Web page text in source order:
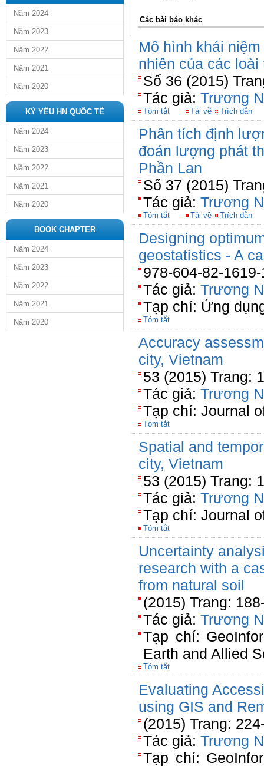
Năm 2024
Năm 2023
Năm 2022
Năm 2021
Năm 2020
KỶ YẾU HN QUỐC TẾ
Năm 2024
Năm 2023
Năm 2022
Năm 2021
Năm 2020
BOOK CHAPTER
Năm 2024
Năm 2023
Năm 2022
Năm 2021
Năm 2020
Các bài báo khác
Mô hình khái
nhiên của các
Số 36 (2015)
Tác giả: Trương
Tóm tắt Tải về Trích dẫn
Phân tích định
đoán lượng phát
Phần Lan
Số 37 (2015)
Tác giả: Trương
Tóm tắt Tải về Trích dẫn
Designing
geostatistics - A
978-604-82-
Tác giả: Trương
Tạp chí: Ứng
Tóm tắt
Accuracy
city, Vietnam
53 (2015) Trang:
Tác giả: Trương
Tạp chí: Journal
Tóm tắt
Spatial and
city, Vietnam
53 (2015) Trang:
Tác giả: Trương
Tạp chí: Journal
Tóm tắt
Uncertainty
research with a
from natural soil
(2015) Trang:
Tác giả: Trương
Tạp chí:
Earth and Allied
Tóm tắt
Evaluating
using GIS and
(2015) Trang:
Tác giả: Trương
Tạp chí: